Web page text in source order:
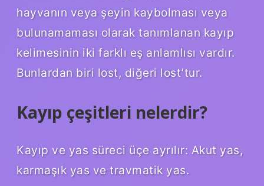
hayvanın veya şeyin kaybolması veya
bulunamaması olarak tanımlanan kayıp
kelimesinin iki farklı eş anlamlısı vardır.
Bunlardan biri lost, diğeri lost’tur.
Kayıp çeşitleri nelerdir?
Kayıp ve yas süreci üçe ayrılır: Akut yas,
karmaşık yas ve travmatik yas.